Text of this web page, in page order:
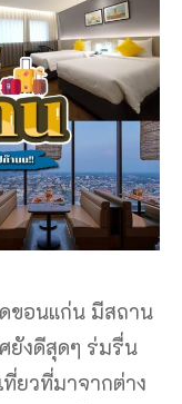
ขอนแก่น มีสถาน
ยังดีสุดๆ ร่มรื่น
ยวที่มาจากต่าง